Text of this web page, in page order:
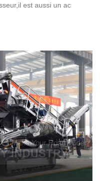
est aussi un ac